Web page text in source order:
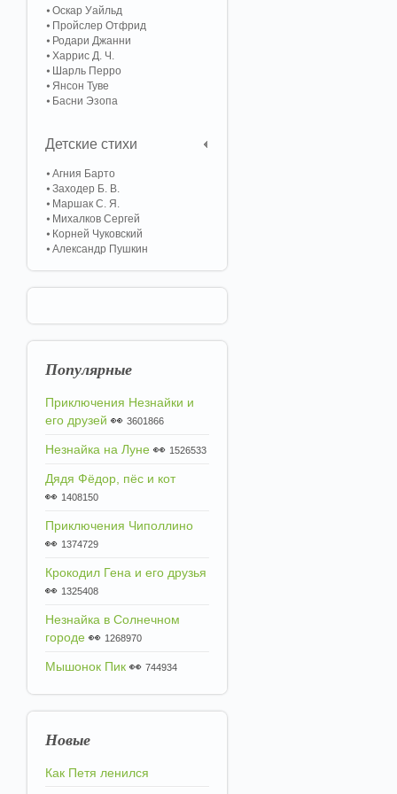
Оскар Уайльд
Пройслер Отфрид
Родари Джанни
Харрис Д. Ч.
Шарль Перро
Янсон Туве
Басни Эзопа
Детские стихи
Агния Барто
Заходер Б. В.
Маршак С. Я.
Михалков Сергей
Корней Чуковский
Александр Пушкин
Популярные
Приключения Незнайки и
его друзей 👀 3601866
Незнайка на Луне 👀 1526533
Дядя Фёдор, пёс и кот
👀 1408150
Приключения Чиполлино
👀 1374729
Крокодил Гена и его друзья
👀 1325408
Незнайка в Солнечном
городе 👀 1268970
Мышонок Пик 👀 744934
Новые
Как Петя ленился